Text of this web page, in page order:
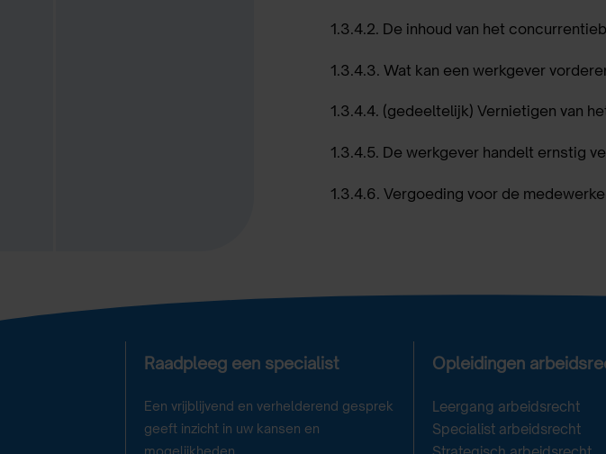
1.3.4.2. De inhoud van het
1.3.4.3. Wat kan een werkgever
1.3.4.4. (gedeeltelijk) Vernietigen van
1.3.4.5. De werkgever handelt ernstig
1.3.4.6. Vergoeding voor de
Raadpleeg een specialist
Een vrijblijvend en verhelderend gesprek
geeft inzicht in uw kansen en
mogelijkheden
Opleidingen
Leergang arbeidsrecht
Specialist arbeidsrecht